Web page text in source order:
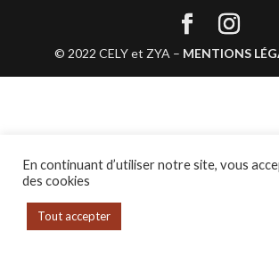
© 2022 CELY et ZYA – MENTIONS
En continuant d’utiliser notre site, vous
des cookies
Tout accepter